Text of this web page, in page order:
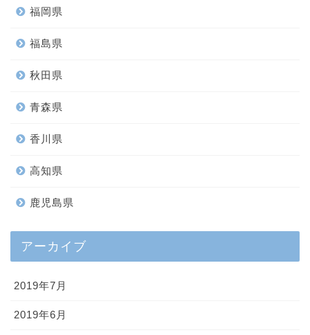
福岡県
福島県
秋田県
青森県
香川県
高知県
鹿児島県
アーカイブ
2019年7月
2019年6月